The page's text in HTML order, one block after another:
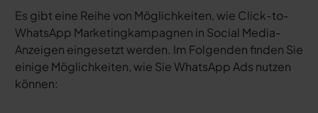
Es gibt eine Reihe von Möglichkeiten, wie Click-to-
WhatsApp Marketingkampagnen in Social Media-
Anzeigen eingesetzt werden. Im Folgenden finden Sie
einige Möglichkeiten, wie Sie WhatsApp Ads nutzen
können: